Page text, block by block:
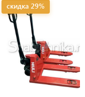
скидка 29%